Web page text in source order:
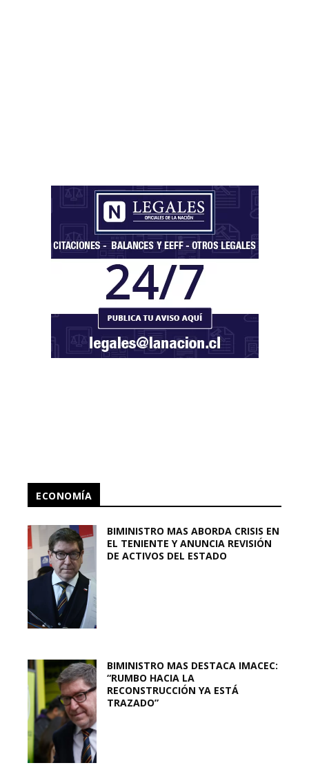
ECONOMÍA
BIMINISTRO MAS ABORDA CRISIS EN
EL TENIENTE Y ANUNCIA REVISIÓN
DE ACTIVOS DEL ESTADO
BIMINISTRO MAS DESTACA IMACEC:
“RUMBO HACIA LA
RECONSTRUCCIÓN YA ESTÁ
TRAZADO”